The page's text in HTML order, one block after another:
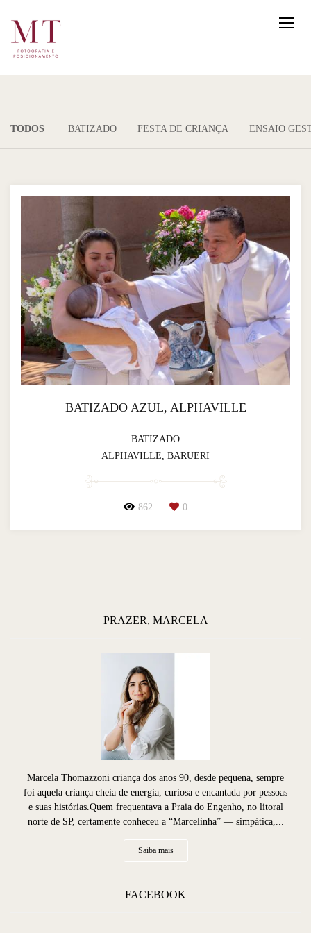
TODOS BATIZADO FESTA DE CRIANÇA ENSAIO
BATIZADO AZUL, ALPHAVILLE
BATIZADO
ALPHAVILLE, BARUERI
862 0
PRAZER, MARCELA
Marcela Thomazzoni criança dos anos 90, desde pequena, sempre
foi aquela criança cheia de energia, curiosa e encantada por pessoas
e suas histórias.Quem frequentava a Praia do Engenho, no litoral
norte de SP, certamente conheceu a “Marcelinha” — simpática,...
Saiba mais
FACEBOOK